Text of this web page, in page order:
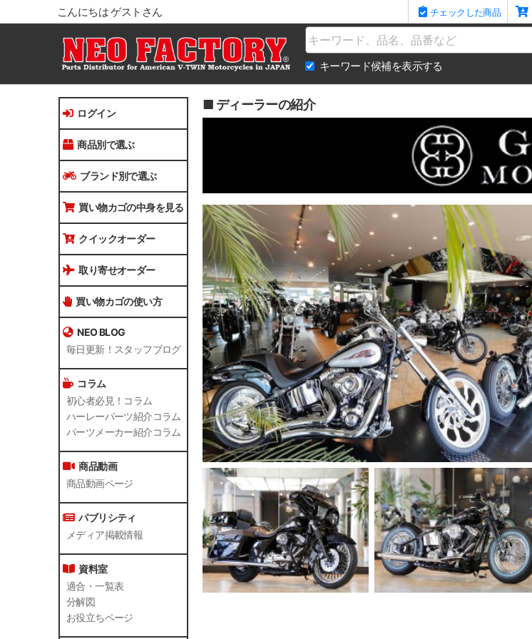
こんにちは ゲストさん チェックした商品
Name
キーワード候補を表示する
ログイン
商品別で選ぶ
ブランド別で選ぶ
買い物カゴの中身を見る
クイックオーダー
取り寄せオーダー
買い物カゴの使い方
NEO BLOG
毎日更新！スタッフブログ
コラム
初心者必見！コラム
ハーレーパーツ紹介コラム
パーツメーカー紹介コラム
商品動画
商品動画ページ
パブリシティ
メディア掲載情報
資料室
適合・一覧表
分解図
お役立ちページ
■ ディーラーの紹介